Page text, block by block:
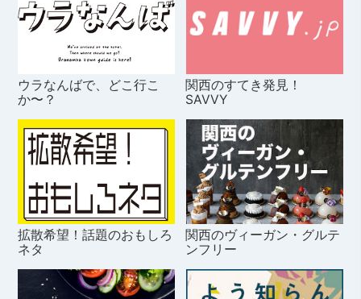
ウラなんばで、どこ行こ
か〜？
関西のすてき発見！
SAVVY
拡散希望！話題のおもしろ
ネタ
関西のヴィーガン・グルテ
ンフリー